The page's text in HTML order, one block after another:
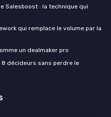
Salesboost : la technique qui
qui remplace le volume par la
un dealmaker pro
décideurs sans perdre le